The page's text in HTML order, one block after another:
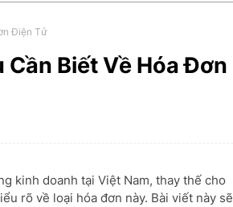
Điện Tử
Biết Về Hóa Đơn
kinh doanh tại Việt Nam, thay thế cho
rõ về loại hóa đơn này. Bài viết này sẽ